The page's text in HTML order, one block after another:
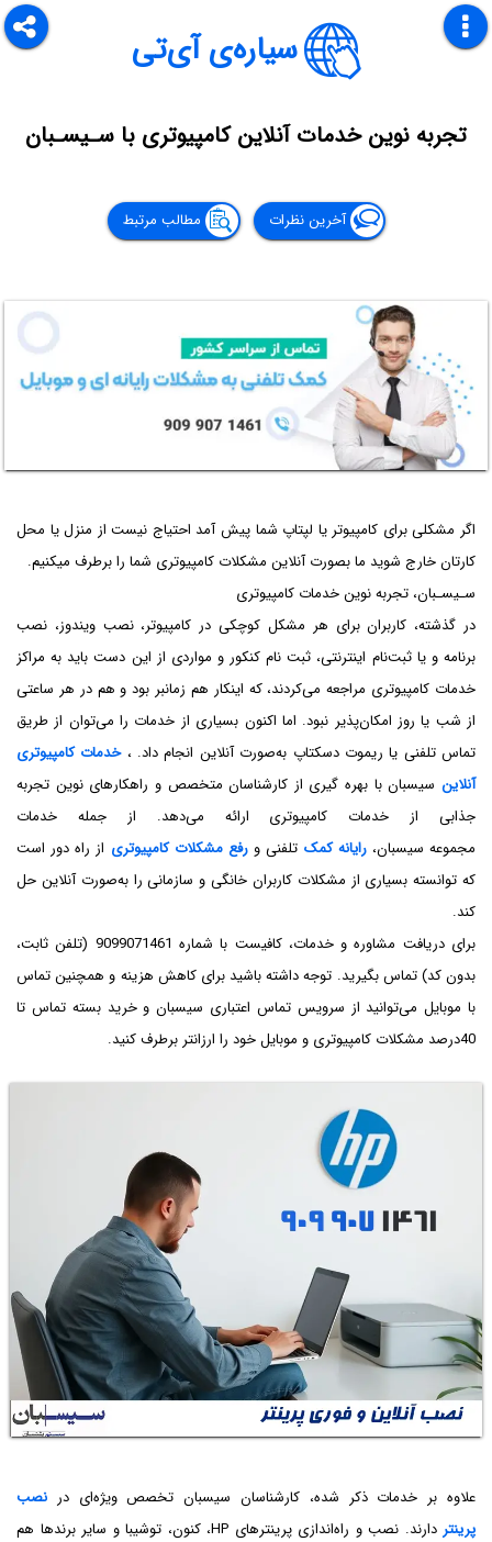
سیاره‌ی آی‌تی
تجربه نوین خدمات آنلاین کامپیوتری با سـیسـبان
آخرین نظرات مطالب مرتبط
اگر مشکلی برای کامپیوتر یا لپتاپ شما پیش آمد احتیاج نیست از منزل یا محل
کارتان خارج شوید ما بصورت آنلاین مشکلات کامپیوتری شما را برطرف میکنیم.
سـیسـبان، تجربه نوین خدمات کامپیوتری
در گذشته، کاربران برای هر مشکل کوچکی در کامپیوتر، نصب ویندوز، نصب
برنامه و یا ثبت‌نام اینترنتی، ثبت نام کنکور و مواردی از این دست باید به مراکز
خدمات کامپیوتری مراجعه می‌کردند، که اینکار هم زمانبر بود و هم در هر ساعتی
از شب یا روز امکان‌پذیر نبود. اما اکنون بسیاری از خدمات را می‌توان از طریق
تماس تلفنی یا ریموت دسکتاپ به‌صورت آنلاین انجام داد. ، خدمات کامپیوتری
آنلاین سیسبان با بهره گیری از کارشناسان متخصص و راهکارهای نوین تجربه
جذابی از خدمات کامپیوتری ارائه می‌دهد. از جمله خدمات
مجموعه سیسبان،رایانه کمک تلفنی و رفع مشکلات کامپیوتری از راه دور است
که توانسته بسیاری از مشکلات کاربران خانگی و سازمانی را به‌صورت آنلاین حل
کند.
برای دریافت مشاوره و خدمات، کافیست با شماره 9099071461 (تلفن ثابت،
بدون کد) تماس بگیرید. توجه داشته باشید برای کاهش هزینه‌ و همچنین تماس
با موبایل می‌توانید از سرویس تماس اعتباری سیسبان و خرید بسته تماس تا
40درصد مشکلات کامپیوتری و موبایل خود را ارزانتر برطرف کنید.
علاوه بر خدمات ذکر شده، کارشناسان سیسبان تخصص ویژه‌ای در نصب
پرینتر
دارند. نصب و راه‌اندازی پرینترهای HP، کنون، توشیبا و سایر برندها هم